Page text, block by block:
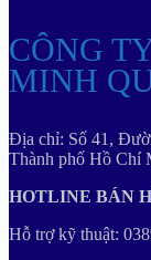
CÔNG
MINH
Địa chỉ: Số 41,
Thành phố Hồ Chí
HOTLINE BÁN
Hỗ trợ kỹ thuật: